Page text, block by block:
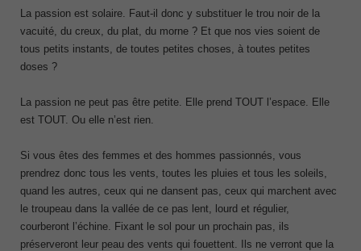
La passion est solaire. Faut-il donc y substituer le trou noir de la
vacuité, du creux, du plat, du morne ? Et que nos vies soient de
tous petits instants, de toutes petites choses, à toutes petites
doses ?
La passion ne peut pas être petite. Elle prend TOUT l’espace. Elle
est TOUT. Ou elle n’est rien.
Si vous êtes des femmes et des hommes passionnés, vous
prendrez donc tous les vents, toutes les pluies et tous les soleils,
quand les autres, ceux qui ne dansent pas, ceux qui marchent avec
le troupeau dans la vallée de ce pas lent, lourd et régulier,
courberont l’échine. Fixant le sol pour un prochain pas, ils
préserveront leur peau des vents qui fouettent. Ils ne verront que la